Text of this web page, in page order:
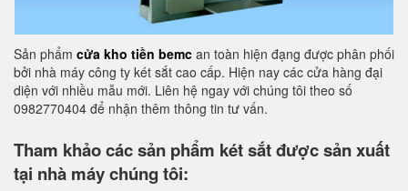
Sản phẩm cửa kho tiền bemc an toàn hiện đạng được phân phối
bởi nhà máy công ty két sắt cao cấp. Hiện nay các cửa hàng đại
diện với nhiều mẫu mới. Liên hệ ngay với chúng tôi theo số
0982770404 để nhận thêm thông tin tư vấn.
Tham khảo các sản phẩm két sắt được sản xuất
tại nhà máy chúng tôi: